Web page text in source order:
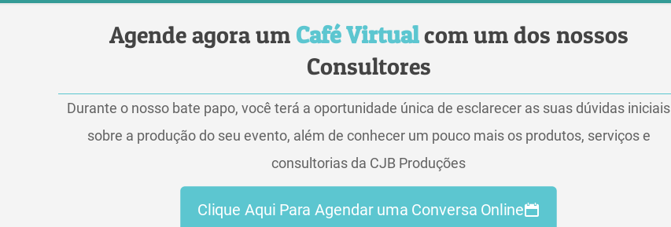
Agende agora um Café Virtualcom um dos nossos
Consultores
Durante o nosso bate papo, você terá a oportunidade única de esclarecer as suas dúvidas iniciais
sobre a produção do seu evento, além de conhecer um pouco mais os produtos, serviços e
consultorias da CJB Produções
Clique Aqui Para Agendar uma Conversa Online